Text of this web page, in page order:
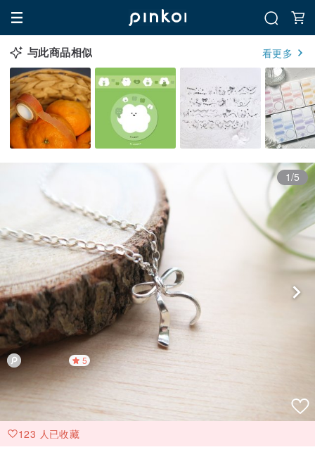
与此商品相似 看更多
1/5
5
123 人已收藏